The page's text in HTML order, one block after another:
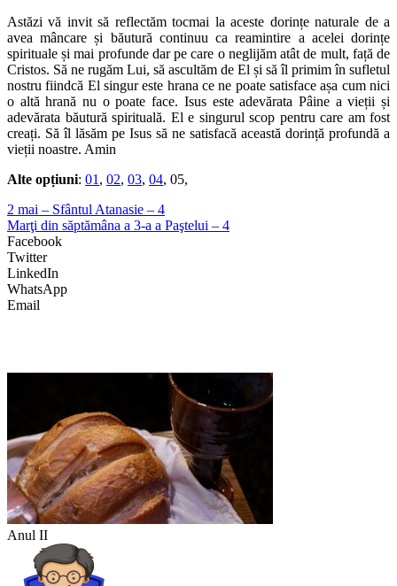
Astăzi vă invit să reflectăm tocmai la aceste dorințe naturale de a
avea mâncare și băutură continuu ca reamintire a acelei dorințe
spirituale și mai profunde dar pe care o neglijăm atât de mult, față de
Cristos. Să ne rugăm Lui, să ascultăm de El și să îl primim în sufletul
nostru fiindcă El singur este hrana ce ne poate satisface așa cum nici
o altă hrană nu o poate face. Isus este adevărata Pâine a vieții și
adevărata băutură spirituală. El e singurul scop pentru care am fost
creați. Să îl lăsăm pe Isus să ne satisfacă această dorință profundă a
vieții noastre. Amin
Alte opțiuni: 01 , 02, 03, 04, 05,
2 mai – Sfântul Atanasie – 4
Marţi din săptămâna a 3-a a Paştelui – 4
Facebook
Twitter
LinkedIn
WhatsApp
Email
Anul II